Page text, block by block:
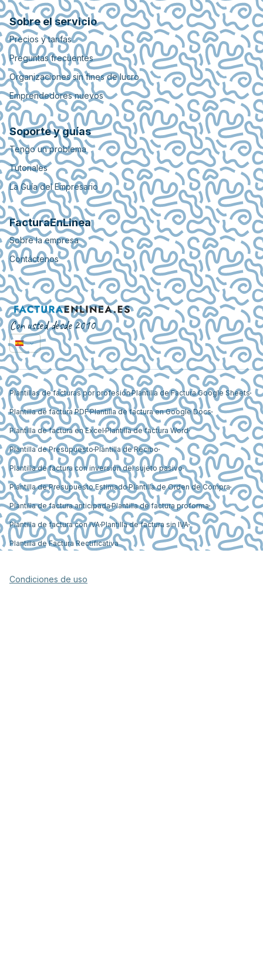
Sobre el servicio
Precios y tarifas
Preguntas frecuentes
Organizaciones sin fines de lucro
Emprendedores nuevos
Soporte y guías
Tengo un problema
Tutoriales
La Guía del Empresario
FacturaEnLinea
Sobre la empresa
Contáctenos
Con usted desde 2010
Plantillas de facturas por profesiónPlantilla de Factura Google Sheets
Plantilla de factura PDFPlantilla de factura en Google Docs
Plantilla de factura en Excel Plantilla de factura Word
Plantilla de Presupuesto Plantilla de Recibo
Plantilla de factura con inversión del sujeto pasivo
Plantilla de Presupuesto EstimadoPlantilla de Orden de Compra
Plantilla de factura anticipada Plantilla de factura proforma
Plantilla de factura con IVAPlantilla de factura sin IVA
Plantilla de Factura Rectificativa
Condiciones de uso